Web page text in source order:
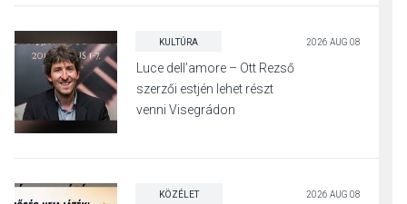
KULTÚRA 2026 AUG 08
Luce dell’amore – Ott Rezső
szerzői estjén lehet részt
venni Visegrádon
KÖZÉLET 2026 AUG 08